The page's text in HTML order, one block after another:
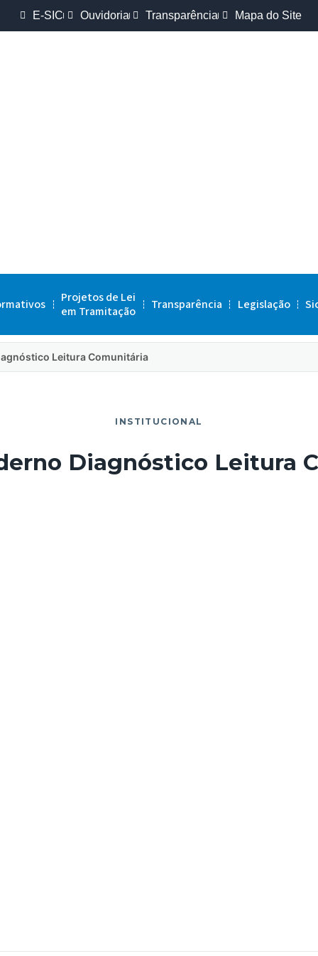
E-SIC Ouvidoria Transparência Mapa do Site
Projetos de Lei
em Tramitação
Transparência Legislação
Leitura Comunitária
INSTITUCIONAL
Diagnóstico Leitura